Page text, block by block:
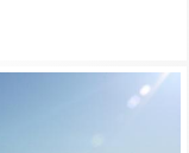
filter
kan du montera din
och placera den på vilken
Tillbehör för